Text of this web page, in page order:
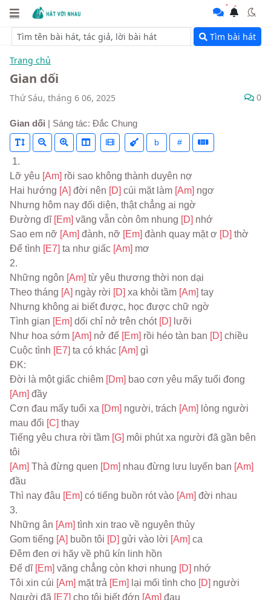
Tìm bài hát
Trang chủ
Gian dối
Thứ Sáu, tháng 6 06, 2025 0
Gian dối | Sáng tác: Đắc Chung
b #
1.
Lỡ yêu [Am] rồi sao không thành duyên nợ
Hai hướng [A] đời nên [D] cúi mặt làm [Am] ngơ
Nhưng hôm nay đối diện, thật chẳng ai ngờ
Đường dĩ [Em] vãng vẫn còn ôm nhung [D] nhớ
Sao em nỡ [Am] đành, nỡ [Em] đành quay mặt ơ [D] thờ
Để tình [E7] ta như giấc [Am] mơ
2.
Những ngôn [Am] từ yêu thương thời non dại
Theo tháng [A] ngày rời [D] xa khỏi tầm [Am] tay
Nhưng không ai biết được, học được chữ ngờ
Tình gian [Em] dối chỉ nở trên chót [D]
lưỡi
Như hoa sớm [Am] nở để [Em] rồi héo tàn ban [D] chiều
Cuộc tình [E7] ta có khác [Am] gì
ĐK:
Đời là một giấc chiêm [Dm]
[Am] đầy
Cơn đau mấy tuổi xa [Dm] người, trách [Am] lòng người
mau đổi [C] thay
Tiếng yêu chưa rời tầm [G] môi phút xa người đã gần bên
tôi
[Am] Thà đừng quen [Dm] nhau đừng lưu luyến ban
đầu
Thì nay đâu [Em] có tiếng buồn rót vào [Am] đời nhau
3.
Những ân [Am] tình xin trao về nguyên thủy
Gom tiếng [A] buồn tôi [D] gửi vào lời [Am] ca
Đêm đen ơi hãy về phũ kín linh hồn
Để dĩ [Em] vãng chẳng còn khơi nhung [D] nhớ
Tôi xin cúi [Am] mặt trả [Em] lại mối tình cho [D] người
Người đã [E7] cho tôi biết đớn [Am] đau